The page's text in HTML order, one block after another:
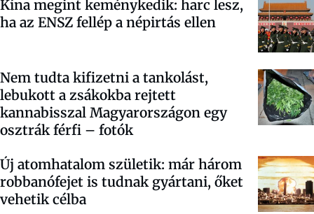
Kína megint keménykedik: harc lesz,
ha az ENSZ fellép a népirtás ellen
Nem tudta kifizetni a tankolást,
lebukott a zsákokba rejtett
kannabisszal Magyarországon egy
osztrák férfi – fotók
Új atomhatalom születik: már három
robbanófejet is tudnak gyártani, őket
vehetik célba